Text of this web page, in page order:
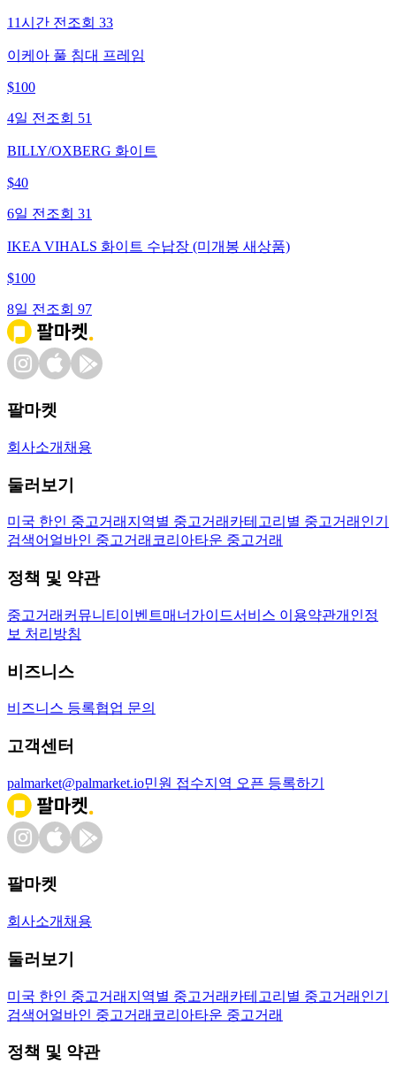
11시간 전 조회 33
이케아 풀 침대 프레임
$100
4일 전 조회 51
BILLY/OXBERG 화이트
$40
6일 전 조회 31
IKEA VIHALS 화이트 수납장 (미개봉 새상품)
$100
8일 전 조회 97
팔마켓
회사소개 채용
둘러보기
미국 한인 중고거래 지역별 중고거래 카테고리별 중고거래 인기
검색어 얼바인 중고거래 코리아타운 중고거래
정책 및 약관
중고거래 커뮤니티 이벤트매너가이드서비스 이용약관개인정
보 처리방침
비즈니스
비즈니스 등록협업 문의
고객센터
palmarket@palmarket.io민원 접수지역 오픈 등록하기
팔마켓
회사소개 채용
둘러보기
미국 한인 중고거래 지역별 중고거래 카테고리별 중고거래 인기
검색어 얼바인 중고거래 코리아타운 중고거래
정책 및 약관